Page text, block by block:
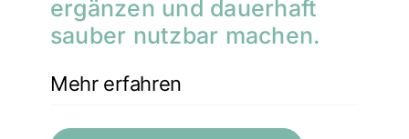
ergänzen und dauerhaft
sauber nutzbar machen.
Mehr erfahren